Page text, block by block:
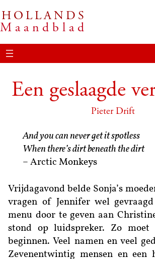
Ga
naar
de
inhoud
HOLLANDS
Maandblad
Een geslaagde
Pieter Drift
And you can never get it spotless
When there’s dirt beneath the dirt
– Arctic Monkeys
Vrijdagavond belde Sonja’s
vragen of Jennifer wel
menu door te geven aan
stond op luidspreker. Zo
beginnen. Veel namen en veel
Zevenentwintig mensen en een